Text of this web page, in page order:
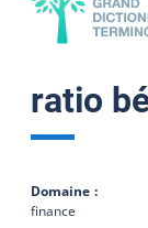
ratio
Domaine
finance